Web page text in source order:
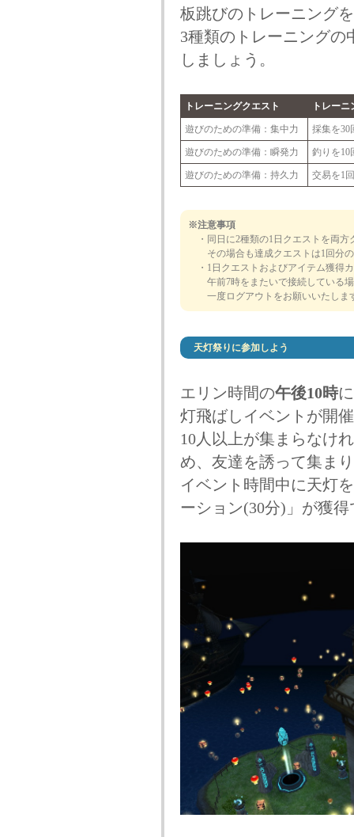
板跳びのトレーニング
3種類のトレーニングの
しましょう。
トレーニングクエスト トレー
遊びのための準備：集中力 採集を30
遊びのための準備：瞬発力 釣りを10
遊びのための準備：持久力 交易を1
※注意事項
・同日に2種類の1日クエストを両方
その場合も達成クエストは1回分の
・1日クエストおよびアイテム獲得
午前7時をまたいで接続している場
一度ログアウトをお願いいたしま
天灯祭りに参加しよう
エリン時間の午後10時
灯飛ばしイベントが開
10人以上が集まらなけ
め、友達を誘って集ま
イベント時間中に天灯
ーション(30分)」が獲